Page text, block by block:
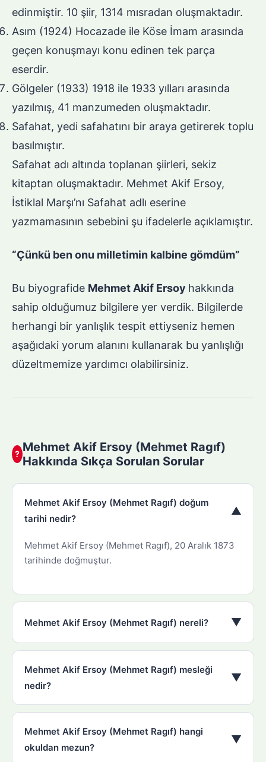
edinmiştir. 10 şiir, 1314 mısradan oluşmaktadır.
Asım (1924) Hocazade ile Köse İmam arasında
geçen konuşmayı konu edinen tek parça
eserdir.
Gölgeler (1933) 1918 ile 1933 yılları arasında
yazılmış, 41 manzumeden oluşmaktadır.
Safahat, yedi safahatını bir araya getirerek toplu
basılmıştır.
Safahat adı altında toplanan şiirleri, sekiz
kitaptan oluşmaktadır. Mehmet Akif Ersoy,
İstiklal Marşı’nı Safahat adlı eserine
yazmamasının sebebini şu ifadelerle açıklamıştır.
“Çünkü ben onu milletimin kalbine gömdüm”
Bu biyografide Mehmet Akif Ersoy hakkında
sahip olduğumuz bilgilere yer verdik. Bilgilerde
herhangi bir yanlışlık tespit ettiyseniz hemen
aşağıdaki yorum alanını kullanarak bu yanlışlığı
düzeltmemize yardımcı olabilirsiniz.
? Mehmet Akif Ersoy (Mehmet Ragıf)
Hakkında Sıkça Sorulan Sorular
Mehmet Akif Ersoy (Mehmet Ragıf) doğum
tarihi nedir?
▼
Mehmet Akif Ersoy (Mehmet Ragıf), 20 Aralık 1873
tarihinde doğmuştur.
Mehmet Akif Ersoy (Mehmet Ragıf) nereli? ▼
Mehmet Akif Ersoy (Mehmet Ragıf) mesleği
nedir?
▼
Mehmet Akif Ersoy (Mehmet Ragıf) hangi
okuldan mezun?
▼